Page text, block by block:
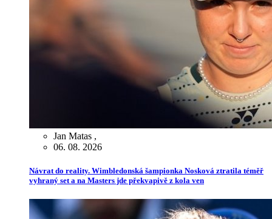
Jan Matas ,
06. 08. 2026
Návrat do reality. Wimbledonská šampionka Nosková ztratila téměř
vyhraný set a na Masters jde překvapivě z kola ven